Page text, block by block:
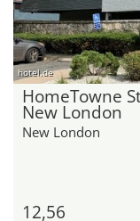
hotel.de
HomeTowne
New London
New London
12,56